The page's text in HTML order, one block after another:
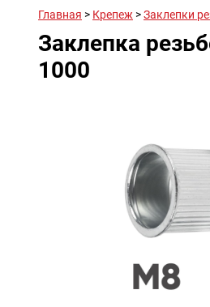
Главная > Крепеж >Заклепки
Заклепка
1000